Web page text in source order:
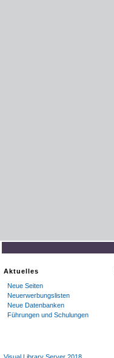
Aktuelles
Neue Seiten
Neuerwerbungslisten
Neue Datenbanken
Führungen und Schulungen